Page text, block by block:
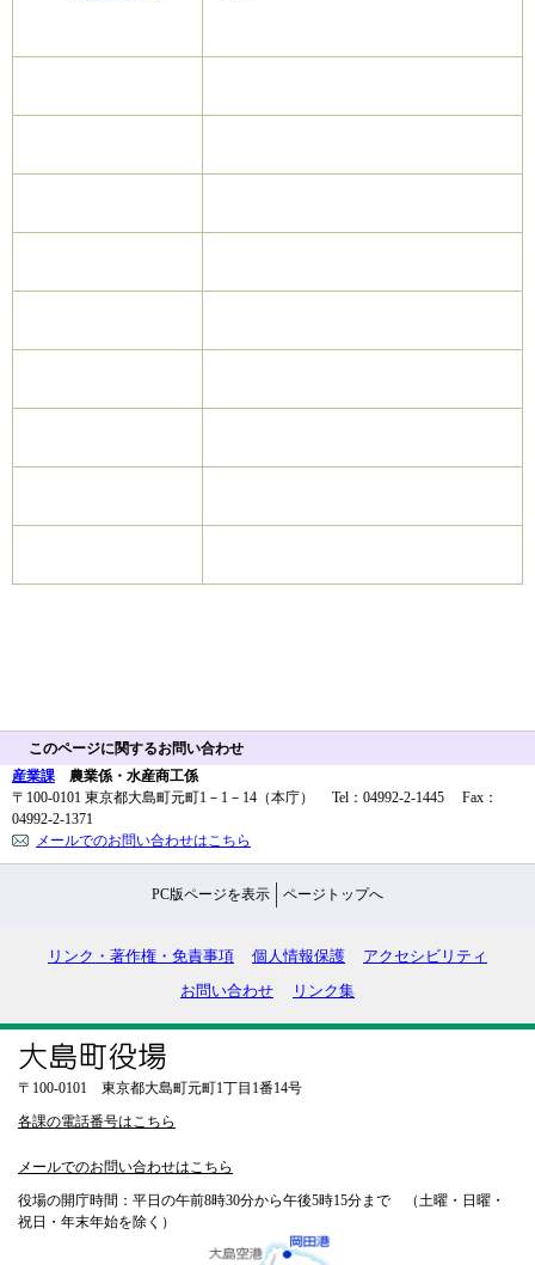
このページに関するお問い合わせ
産業課 農業係・水産商工係
〒100-0101 東京都大島町元町1－1－14（本庁） Tel：04992-2-1445 Fax：
04992-2-1371
メールでのお問い合わせはこちら
PC版ページを表示 ページトップへ
リンク・著作権・免責事項 個人情報保護 アクセシビリティ
お問い合わせ リンク集
〒100-0101 東京都大島町元町1丁目1番14号
各課の電話番号はこちら
メールでのお問い合わせはこちら
役場の開庁時間：平日の午前8時30分から午後5時15分まで （土曜・日曜・
祝日・年末年始を除く）